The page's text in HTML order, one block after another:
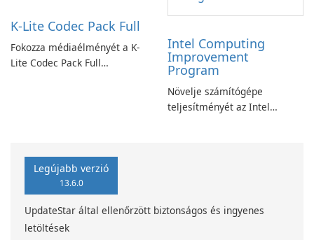
K-Lite Codec Pack Full
Fokozza médiaélményét a K-
Lite Codec Pack Full
Intel Computing
Improvement
Program
Növelje számítógépe
teljesítményét az Intel
Legújabb verzió
13.6.0
UpdateStar által ellenőrzött biztonságos és ingyenes
letöltések